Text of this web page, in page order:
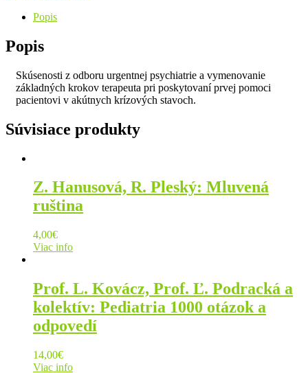
Popis
Popis
Skúsenosti z odboru urgentnej psychiatrie a vymenovanie
základných krokov terapeuta pri poskytovaní prvej pomoci
pacientovi v akútnych krízových stavoch.
Súvisiace produkty
Z. Hanusová, R. Pleský: Mluvená
ruština
4,00€
Viac info
Prof. L. Kovácz, Prof. Ľ. Podracká a
kolektív: Pediatria 1000 otázok a
odpovedí
14,00€
Viac info